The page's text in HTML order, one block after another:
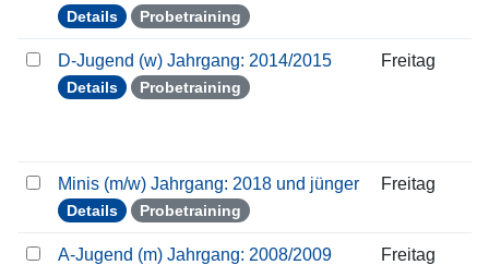
Details Probetraining
D-Jugend (w) Jahrgang: 2014/2015
Details Probetraining
Freitag
Minis (m/w) Jahrgang: 2018 und jünger
Details Probetraining
Freitag
A-Jugend (m) Jahrgang: 2008/2009 Freitag